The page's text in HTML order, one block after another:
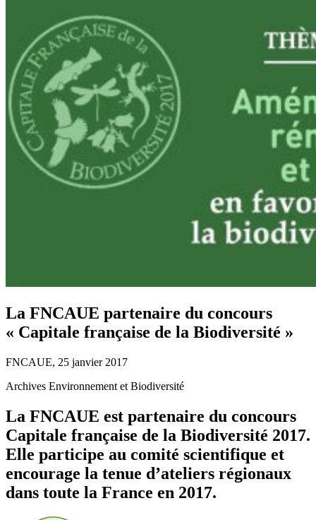
La FNCAUE partenaire du concours
« Capitale française de la Biodiversité »
FNCAUE, 25 janvier 2017
Archives Environnement et Biodiversité
La FNCAUE est partenaire du concours
Capitale française de la Biodiversité 2017.
Elle participe au comité scientifique et
encourage la tenue d’ateliers régionaux
dans toute la France en 2017.